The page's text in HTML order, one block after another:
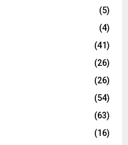
(5)
(4)
(41)
(26)
(26)
(54)
(63)
(16)